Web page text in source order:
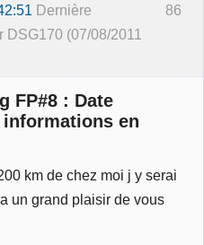
86
Dernière
DSG170 (07/08/2011
FP#8 : Date
en
km de chez moi j y serai
un grand plaisir de vous